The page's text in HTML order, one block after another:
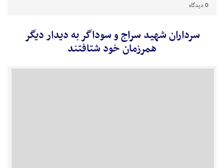
0 دیدگاه
سرداران شهید سراج و سوداگر به دیدار دیگر
همرزمان خود شتافتند